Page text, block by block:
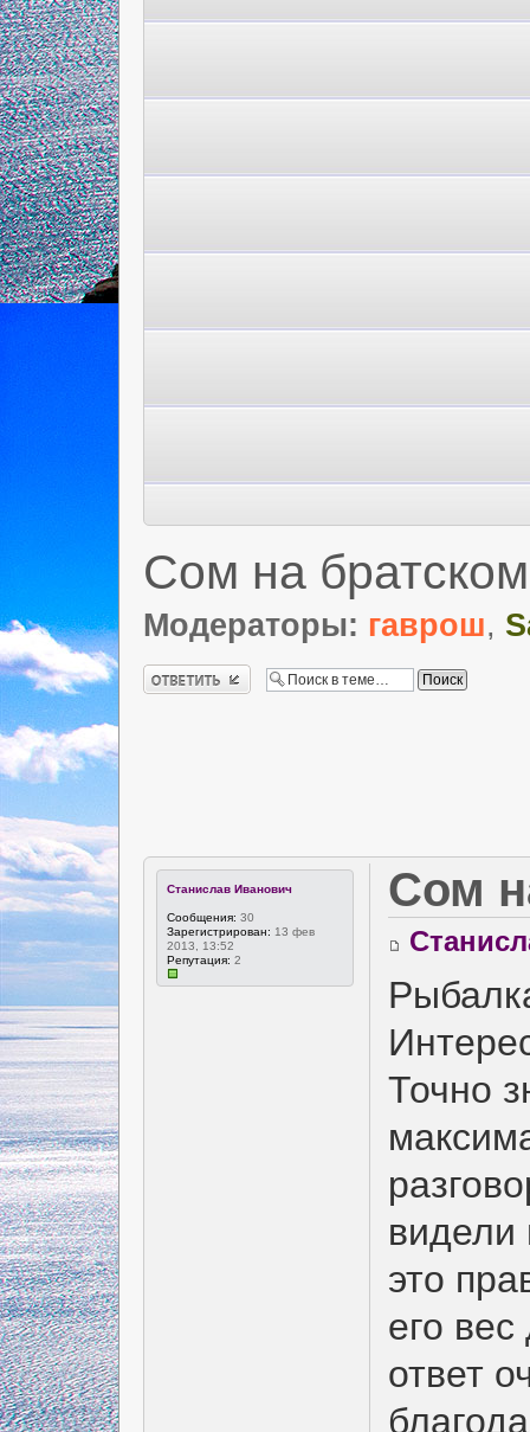
Сом на
Модераторы: гаврош,
Ответить
Станислав Иванович
Сообщения: 30
Зарегистрирован: 13 фев
2013, 13:52
Репутация: 2
Сом
Точно
видели
это
его
ответ